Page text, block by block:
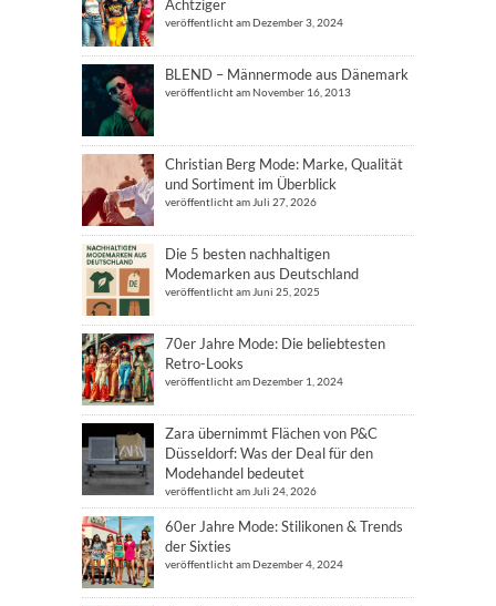
Achtziger
veröffentlicht am Dezember 3, 2024
BLEND – Männermode aus Dänemark
veröffentlicht am November 16, 2013
Christian Berg Mode: Marke, Qualität
und Sortiment im Überblick
veröffentlicht am Juli 27, 2026
Die 5 besten nachhaltigen
Modemarken aus Deutschland
veröffentlicht am Juni 25, 2025
70er Jahre Mode: Die beliebtesten
Retro-Looks
veröffentlicht am Dezember 1, 2024
Zara übernimmt Flächen von P&C
Düsseldorf: Was der Deal für den
Modehandel bedeutet
veröffentlicht am Juli 24, 2026
60er Jahre Mode: Stilikonen & Trends
der Sixties
veröffentlicht am Dezember 4, 2024